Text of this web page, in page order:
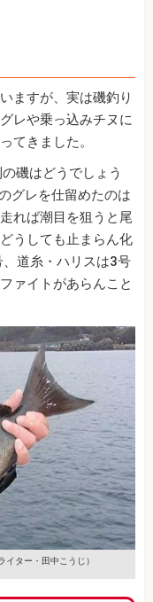
ますが、実は磯釣り
レや乗っ込みチヌに
てきました。
磯はどうでしょう
グレを仕留めたのは
れば潮目を狙うと尾
うしても止まらん化
道糸・ハリスは3号
ァイトがあらんこと
イター・田中こうじ）